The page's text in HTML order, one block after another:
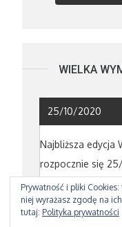
WIELKA
25/10/2020
Najbliższa edycja
rozpocznie się
powięcej
Prywatność i pliki
niej wyrażasz zgodę na
tutaj: Polityka prywatności